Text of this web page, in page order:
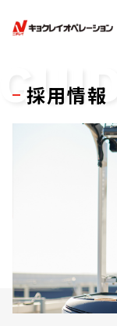
採用情報